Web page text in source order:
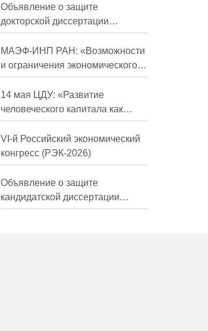
Объявление о защите
докторской диссертации
Кузнецова Михаила
Евгеньевича
МАЭФ-ИНП РАН: «Возможности
и ограничения экономического
развития России в средне- и
долгосрочной перспективе»
14 мая ЦДУ: «Развитие
человеческого капитала как
фактор экономического роста»
VI-й Российский экономический
конгресс (РЭК-2026)
Объявление о защите
кандидатской диссертации
Трындиной Николь Сергеевны